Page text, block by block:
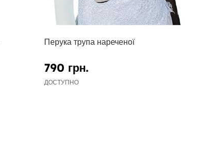
Перука трупа нареченої
790 грн.
ДОСТУПНО